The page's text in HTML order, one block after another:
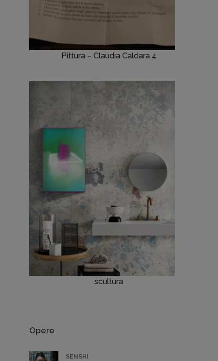
Pittura – Claudia Caldara 4
scultura
Opere
SENSHI